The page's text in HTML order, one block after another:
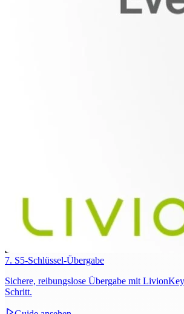
7. S5-Schlüssel-Übergabe
Sichere, reibungslose Übergabe mit
Schritt.